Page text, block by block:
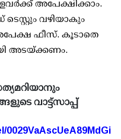
അപേക്ഷിക്കാം.
വഴിയാകും
ഫീസ്. കൂടാതെ
അടയ്ക്കണം.
വാട്ട്സാപ്പ്